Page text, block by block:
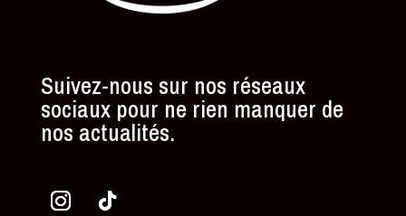
Suivez-nous sur nos réseaux
sociaux pour ne rien manquer de
nos actualités.